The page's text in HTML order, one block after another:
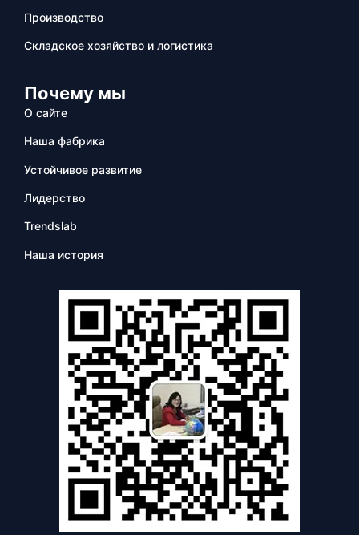
Производство
Складское хозяйство и логистика
Почему мы
О сайте
Наша фабрика
Устойчивое развитие
Лидерство
Trendslab
Наша история